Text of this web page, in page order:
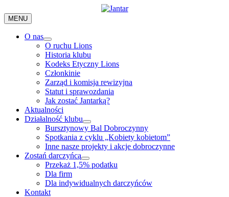
to
content
MENU
O nas
O ruchu Lions
Historia klubu
Kodeks Etyczny Lions
Członkinie
Zarząd i komisja rewizyjna
Statut i sprawozdania
Jak zostać Jantarką?
Aktualności
Działalność klubu
Bursztynowy Bal Dobroczynny
Spotkania z cyklu „Kobiety kobietom”
Inne nasze projekty i akcje dobroczynne
Zostań darczyńcą
Przekaż 1,5% podatku
Dla firm
Dla indywidualnych darczyńców
Kontakt